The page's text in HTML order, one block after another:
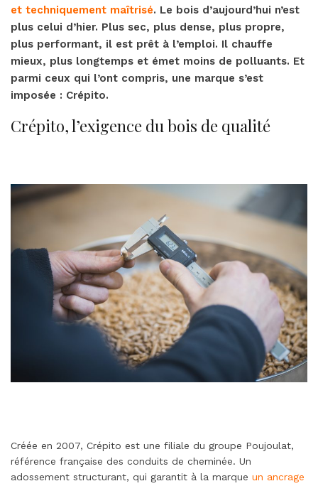
et techniquement maîtrisé. Le bois d’aujourd’hui n’est
plus celui d’hier. Plus sec, plus dense, plus propre,
plus performant, il est prêt à l’emploi. Il chauffe
mieux, plus longtemps et émet moins de polluants. Et
parmi ceux qui l’ont compris, une marque s’est
imposée : Crépito.
Crépito, l’exigence du bois de qualité
Créée en 2007, Crépito est une filiale du groupe Poujoulat,
référence française des conduits de cheminée. Un
adossement structurant, qui garantit à la marque un ancrage